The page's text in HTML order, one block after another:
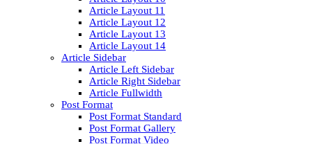
Article Layout 11
Article Layout 12
Article Layout 13
Article Layout 14
Article Sidebar
Article Left Sidebar
Article Right Sidebar
Article Fullwidth
Post Format
Post Format Standard
Post Format Gallery
Post Format Video